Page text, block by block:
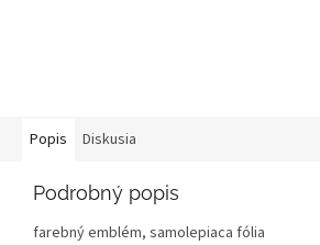
Popis Diskusia
Podrobný popis
farebný emblém, samolepiaca fólia